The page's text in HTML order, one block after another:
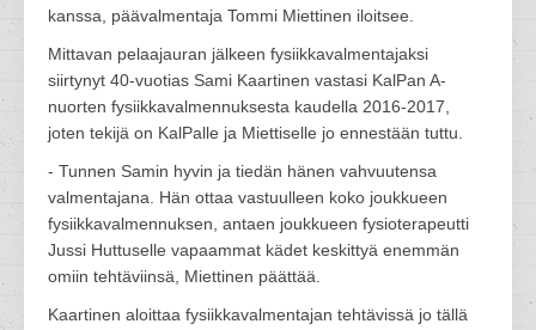
kanssa, päävalmentaja Tommi Miettinen iloitsee.
Mittavan pelaajauran jälkeen fysiikkavalmentajaksi
siirtynyt 40-vuotias Sami Kaartinen vastasi KalPan A-
nuorten fysiikkavalmennuksesta kaudella 2016-2017,
joten tekijä on KalPalle ja Miettiselle jo ennestään tuttu.
- Tunnen Samin hyvin ja tiedän hänen vahvuutensa
valmentajana. Hän ottaa vastuulleen koko joukkueen
fysiikkavalmennuksen, antaen joukkueen fysioterapeutti
Jussi Huttuselle vapaammat kädet keskittyä enemmän
omiin tehtäviinsä, Miettinen päättää.
Kaartinen aloittaa fysiikkavalmentajan tehtävissä jo tällä